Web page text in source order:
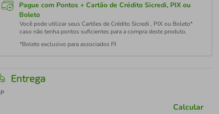
Pague com Pontos + Cartão de Crédito Sicredi, PIX ou
Boleto
Você pode utilizar seus Cartões de Crédito Sicredi , PIX ou Boleto*
caso não tenha pontos suficientes para a compra deste produto.
*Boleto exclusivo para associados PJ
Entrega
Calcular